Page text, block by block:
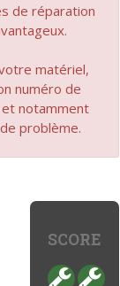
de réparation
matériel,
numéro de
et notamment
problème.
SCORE